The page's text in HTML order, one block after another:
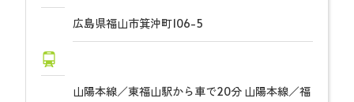
広島県福山市箕沖町106-5
山陽本線／東福山駅から車で20分 山陽本線／福